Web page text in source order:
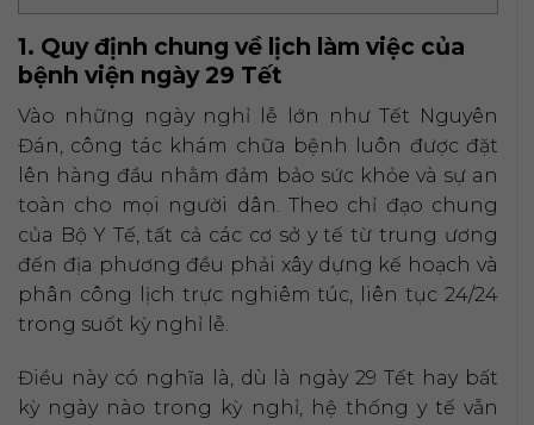
1. Quy định chung về lịch làm việc của
bệnh viện ngày 29 Tết
Vào những ngày nghỉ lễ lớn như Tết Nguyên
Đán, công tác khám chữa bệnh luôn được đặt
lên hàng đầu nhằm đảm bảo sức khỏe và sự an
toàn cho mọi người dân. Theo chỉ đạo chung
của Bộ Y Tế, tất cả các cơ sở y tế từ trung ương
đến địa phương đều phải xây dựng kế hoạch và
phân công lịch trực nghiêm túc, liên tục 24/24
trong suốt kỳ nghỉ lễ.
Điều này có nghĩa là, dù là ngày 29 Tết hay bất
kỳ ngày nào trong kỳ nghỉ, hệ thống y tế vẫn